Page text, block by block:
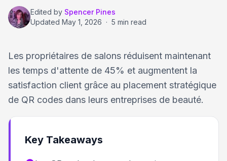
Edited by Spencer Pines
Updated May 1, 2026 · 5 min read
Les propriétaires de salons réduisent maintenant
les temps d'attente de 45% et augmentent la
satisfaction client grâce au placement stratégique
de QR codes dans leurs entreprises de beauté.
Key Takeaways